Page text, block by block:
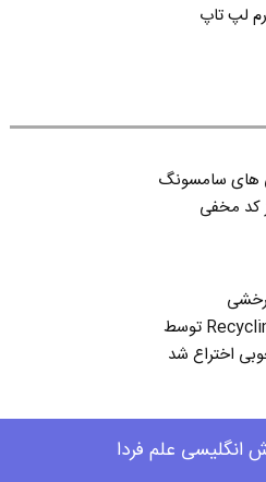
سامسونگ
کد مخفی
Recycling Shower توسط
اختراع شد
Hibernate چه فرقی با
انگلیسی علم فردا